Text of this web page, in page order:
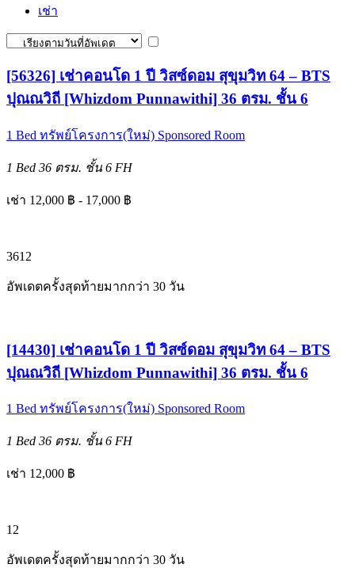
เช่า
[56326] เช่าคอนโด 1 ปี วิสซ์ดอม สุขุมวิท 64 – BTS
ปุณณวิถี [Whizdom Punnawithi] 36 ตรม. ชั้น 6
1 Bed ทรัพย์โครงการ(ใหม่) Sponsored Room
1 Bed 36 ตรม. ชั้น 6 FH
เช่า 12,000 ฿ - 17,000 ฿
3612
อัพเดตครั้งสุดท้ายมากกว่า 30 วัน
[14430] เช่าคอนโด 1 ปี วิสซ์ดอม สุขุมวิท 64 – BTS
ปุณณวิถี [Whizdom Punnawithi] 36 ตรม. ชั้น 6
1 Bed ทรัพย์โครงการ(ใหม่) Sponsored Room
1 Bed 36 ตรม. ชั้น 6 FH
เช่า 12,000 ฿
12
อัพเดตครั้งสุดท้ายมากกว่า 30 วัน